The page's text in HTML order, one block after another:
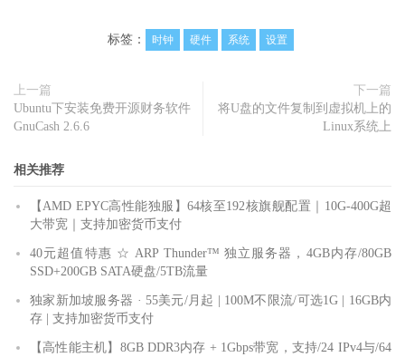
标签： 时钟 硬件 系统 设置
上一篇
Ubuntu下安装免费开源财务软件
GnuCash 2.6.6
下一篇
将U盘的文件复制到虚拟机上的
Linux系统上
相关推荐
【AMD EPYC高性能独服】64核至192核旗舰配置｜10G-400G超
大带宽｜支持加密货币支付
40元超值特惠 ☆ ARP Thunder™ 独立服务器，4GB内存/80GB
SSD+200GB SATA硬盘/5TB流量
独家新加坡服务器 · 55美元/月起 | 100M不限流/可选1G | 16GB内
存 | 支持加密货币支付
【高性能主机】8GB DDR3内存 + 1Gbps带宽，支持/24 IPv4与/64